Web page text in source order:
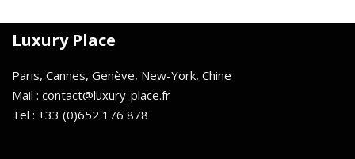
Luxury Place
Paris, Cannes, Genève, New-York, Chine
Mail : contact@luxury-place.fr
Tel : +33 (0)652 176 878